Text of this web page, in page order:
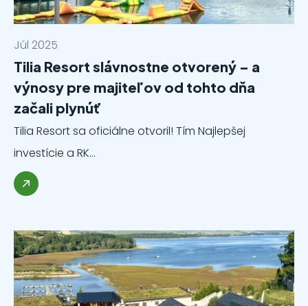
Júl 2025
Tilia Resort slávnostne otvorený – a
výnosy pre majiteľov od tohto dňa
začali plynúť
Tilia Resort sa oficiálne otvoril! Tím Najlepšej
investície a RK…